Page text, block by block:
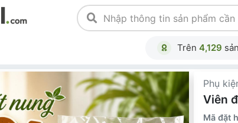
Trên 4,129
Phụ
Viên
Mã đặt